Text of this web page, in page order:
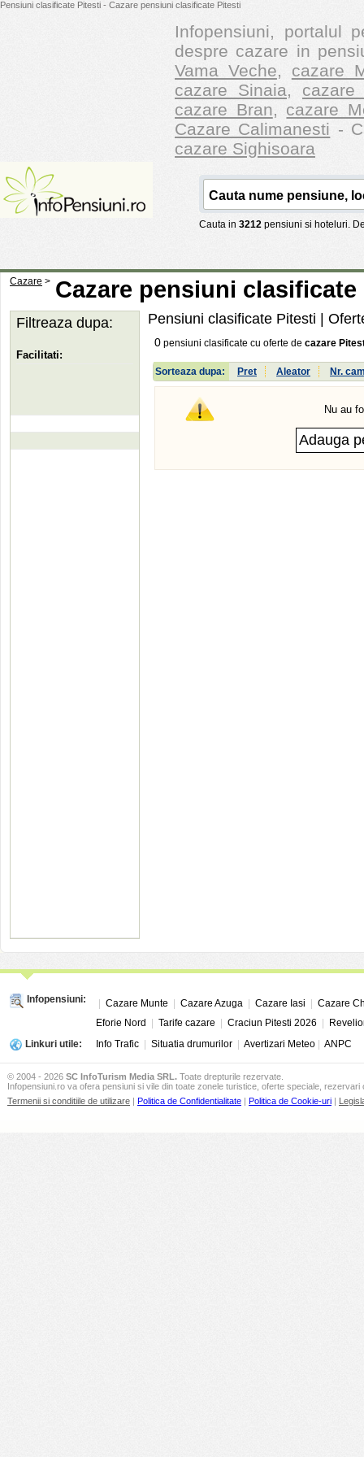
Pensiuni clasificate Pitesti - Cazare pensiuni clasificate Pitesti
Infopensiuni, portalul
despre cazare in
Vama Veche, cazare
cazare Sinaia, cazare
cazare Bran, cazare
Cazare Calimanesti -
cazare Sighisoara
Cauta in 3212 pensiuni si hoteluri.
Cazare > Cazare pensiuni
Pensiuni clasificate Pitesti |
0 pensiuni clasificate cu oferte de cazare
Sorteaza dupa: Pret Aleator Nr.
Nu au
Filtreaza dupa:
Facilitati:
Infopensiuni: Cazare Munte Cazare Azuga Cazare Iasi
Cazare
Eforie Nord
Tarife cazare Craciun Pitesti 2026
Linkuri utile:
Info Trafic Situatia drumurilor Avertizari Meteo ANPC
© 2004 - 2026 SC InfoTurism Media SRL. Toate drepturile rezervate.
Infopensiuni.ro va ofera pensiuni si vile din toate zonele turistice, oferte speciale, rezervari
Termenii si conditiile de utilizare | Politica de Confidentialitate | Politica de Cookie-uri |